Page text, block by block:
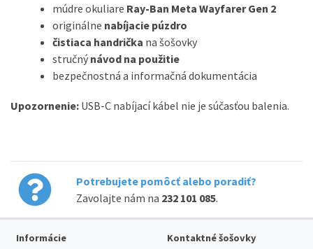
múdre okuliare Ray-Ban Meta Wayfarer Gen 2
originálne nabíjacie púzdro
čistiaca handrička na šošovky
stručný návod na použitie
bezpečnostná a informačná dokumentácia
Upozornenie: USB-C nabíjací kábel nie je súčasťou balenia.
Potrebujete pomôcť alebo poradiť?
Zavolajte nám na 232 101 085.
Informácie
Kontaktné šošovky